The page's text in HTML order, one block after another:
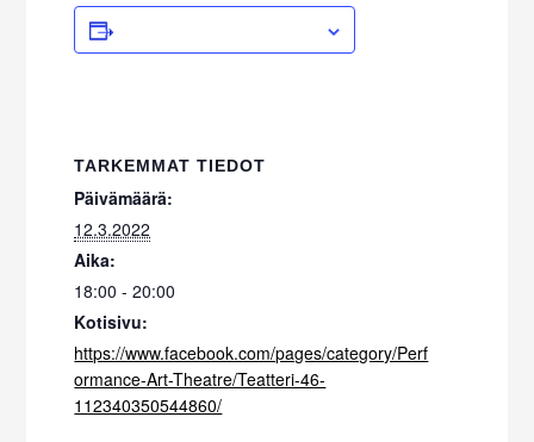
TARKEMMAT TIEDOT
Päivämäärä:
12.3.2022
Aika:
18:00 - 20:00
Kotisivu:
https://www.facebook.com/pages/category/Perf
ormance-Art-Theatre/Teatteri-46-
112340350544860/